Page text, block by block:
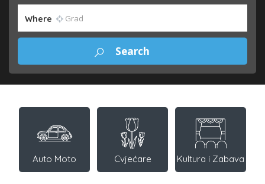
Where
Auto Moto Cvjećare Kultura i Zabava